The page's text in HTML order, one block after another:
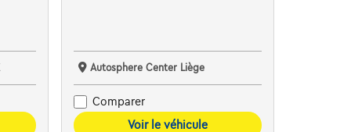
Autosphere Center Liège
Comparer
Voir le véhicule